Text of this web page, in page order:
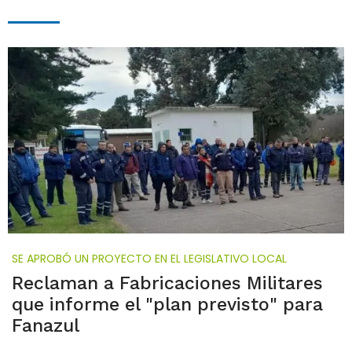
SE APROBÓ UN PROYECTO EN EL LEGISLATIVO LOCAL
Reclaman a Fabricaciones Militares
que informe el "plan previsto" para
Fanazul